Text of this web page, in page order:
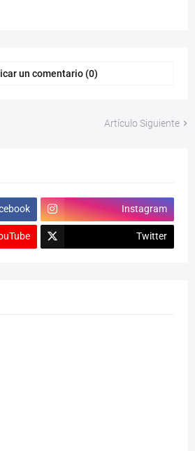
un comentario (0)
Artículo Siguiente
Instagram
Twitter